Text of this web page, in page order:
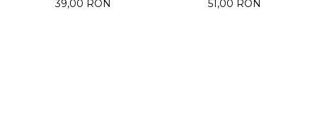
39,00 RON 51,00 RON